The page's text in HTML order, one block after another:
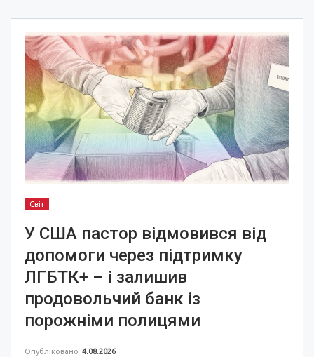
Світ
У США пастор відмовився від
допомоги через підтримку
ЛГБТК+ – і залишив
продовольчий банк із
порожніми полицями
Опубліковано 4.08.2026